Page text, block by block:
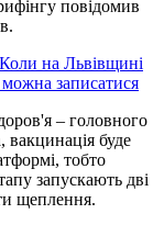
повідомив
на Львівщині
записатися
– головного
вакцинація буде
тобто
запускають дві
щеплення.